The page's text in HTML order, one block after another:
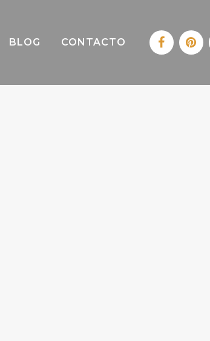
BLOG CONTACTO